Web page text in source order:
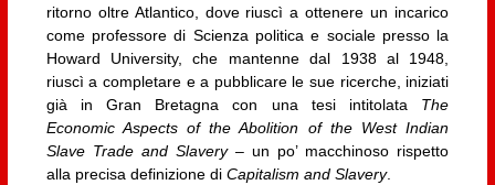
ritorno oltre Atlantico, dove riuscì a ottenere un incarico
come professore di Scienza politica e sociale presso la
Howard University, che mantenne dal 1938 al 1948,
riuscì a completare e a pubblicare le sue ricerche, iniziati
già in Gran Bretagna con una tesi intitolata The
Economic Aspects of the Abolition of the West Indian
Slave Trade and Slavery– un po’ macchinoso rispetto
alla precisa definizione di Capitalism and Slavery.